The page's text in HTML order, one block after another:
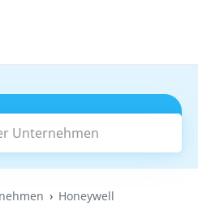
Unternehmen
Suchen
Honeywell